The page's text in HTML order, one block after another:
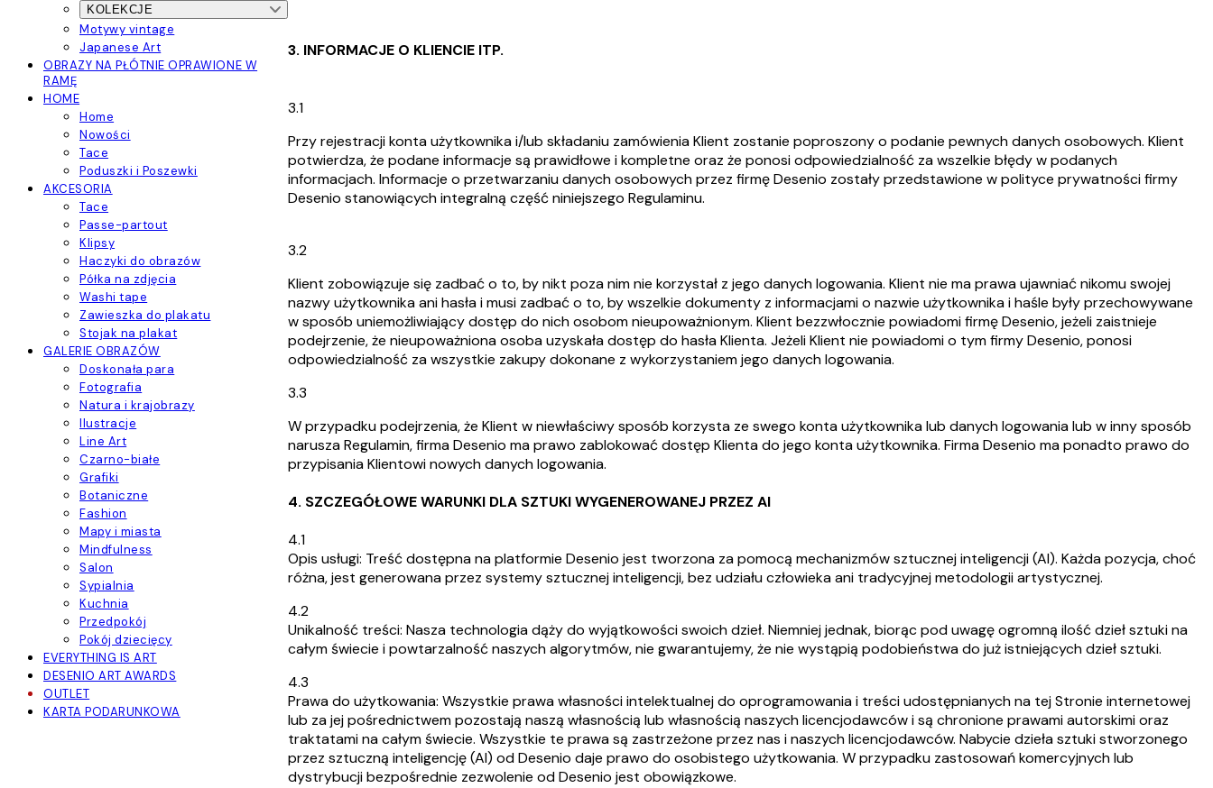
KOLEKCJE
Motywy vintage
Japanese Art
OBRAZY NA PŁÓTNIE OPRAWIONE W
RAMĘ
HOME
Home
Nowości
Tace
Poduszki i Poszewki
AKCESORIA
Tace
Passe-partout
Klipsy
Haczyki do obrazów
Półka na zdjęcia
Washi tape
Zawieszka do plakatu
Stojak na plakat
GALERIE OBRAZÓW
Doskonała para
Fotografia
Natura i krajobrazy
Ilustracje
Line Art
Czarno-białe
Grafiki
Botaniczne
Fashion
Mapy i miasta
Mindfulness
Salon
Sypialnia
Kuchnia
Przedpokój
Pokój dziecięcy
EVERYTHING IS ART
DESENIO ART AWARDS
OUTLET
KARTA PODARUNKOWA
3. INFORMACJE O KLIENCIE ITP.
3.1
Przy rejestracji konta użytkownika i/lub składaniu zamówienia Klient zostanie poproszony o podanie pewnych danych osobowych. Klient
potwierdza, że podane informacje są prawidłowe i kompletne oraz że ponosi odpowiedzialność za wszelkie błędy w podanych
informacjach. Informacje o przetwarzaniu danych osobowych przez firmę Desenio zostały przedstawione w polityce prywatności firmy
Desenio stanowiących integralną część niniejszego Regulaminu.
3.2
Klient zobowiązuje się zadbać o to, by nikt poza nim nie korzystał z jego danych logowania. Klient nie ma prawa ujawniać nikomu swojej
nazwy użytkownika ani hasła i musi zadbać o to, by wszelkie dokumenty z informacjami o nazwie użytkownika i haśle były przechowywane
w sposób uniemożliwiający dostęp do nich osobom nieupoważnionym. Klient bezzwłocznie powiadomi firmę Desenio, jeżeli zaistnieje
podejrzenie, że nieupoważniona osoba uzyskała dostęp do hasła Klienta. Jeżeli Klient nie powiadomi o tym firmy Desenio, ponosi
odpowiedzialność za wszystkie zakupy dokonane z wykorzystaniem jego danych logowania.
3.3
W przypadku podejrzenia, że Klient w niewłaściwy sposób korzysta ze swego konta użytkownika lub danych logowania lub w inny sposób
narusza Regulamin, firma Desenio ma prawo zablokować dostęp Klienta do jego konta użytkownika. Firma Desenio ma ponadto prawo do
przypisania Klientowi nowych danych logowania.
4. SZCZEGÓŁOWE WARUNKI DLA SZTUKI WYGENEROWANEJ PRZEZ AI
4.1
Opis usługi: Treść dostępna na platformie Desenio jest tworzona za pomocą mechanizmów sztucznej inteligencji (AI). Każda pozycja, choć
różna, jest generowana przez systemy sztucznej inteligencji, bez udziału człowieka ani tradycyjnej metodologii artystycznej.
4.2
Unikalność treści: Nasza technologia dąży do wyjątkowości swoich dzieł. Niemniej jednak, biorąc pod uwagę ogromną ilość dzieł sztuki na
całym świecie i powtarzalność naszych algorytmów, nie gwarantujemy, że nie wystąpią podobieństwa do już istniejących dzieł sztuki.
4.3
Prawa do użytkowania: Wszystkie prawa własności intelektualnej do oprogramowania i treści udostępnianych na tej Stronie internetowej
lub za jej pośrednictwem pozostają naszą własnością lub własnością naszych licencjodawców i są chronione prawami autorskimi oraz
traktatami na całym świecie. Wszystkie te prawa są zastrzeżone przez nas i naszych licencjodawców. Nabycie dzieła sztuki stworzonego
przez sztuczną inteligencję (AI) od Desenio daje prawo do osobistego użytkowania. W przypadku zastosowań komercyjnych lub
dystrybucji bezpośrednie zezwolenie od Desenio jest obowiązkowe.